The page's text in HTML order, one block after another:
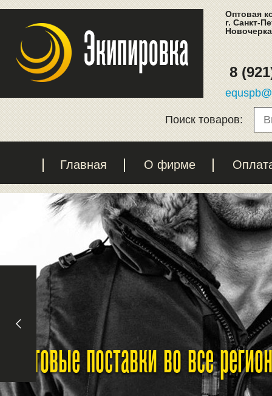
Оптовая
г. Санкт-
8
Поиск товаров:
Главная О фирме
Оптовые поставки во все